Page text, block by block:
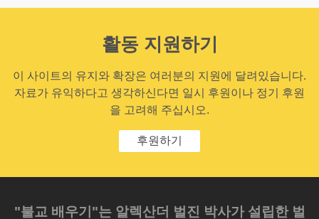
활동 지원하기
이 사이트의 유지와 확장은 여러분의 지원에 달려있습니다.
자료가 유익하다고 생각하신다면 일시 후원이나 정기 후원
을 고려해 주십시오.
후원하기
"불교 배우기"는 알렉산더 벌진 박사가 설립한 벌